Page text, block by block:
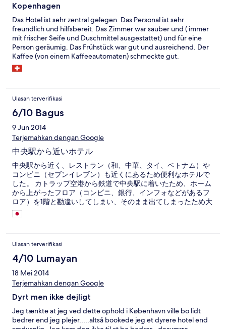
Kopenhagen
Das Hotel ist sehr zentral gelegen. Das Personal ist sehr
freundlich und hilfsbereit. Das Zimmer war sauber und ( immer
mit frischer Seife und Duschmittel ausgestattet) und für eine
Person geräumig. Das Frühstück war gut und ausreichend. Der
Kaffee (von einem Kaffeeautomaten) schmeckte gut.
Ulasan terverifikasi
6/10 Bagus
9 Jun 2014
Terjemahkan dengan Google
中央駅から近いホテル
中央駅から近く、レストラン（和、中華、タイ、ベトナム）や
コンビニ（セブンイレブン）も近くにあるため便利なホテルで
した。 カトラップ空港から鉄道で中央駅に着いたため、ホーム
から上がったフロア（コンビニ、銀行、インフォなどがあるフ
ロア）を1階と勘違いしてしまい、そのまま出てしまったため大
分迷ったが、1階の出口から出れば口コミ通り駅から近いホテル
です。 部屋には、バスタブと金庫、湯沸しポット（綺麗）、コ
を利用しました。1人予約のため、1ベッドルームでしたがスー
ツケースを広げる余裕はある広さです。 アメニティはシャンプ
ーと石鹸のみでしたが、3泊とも毎日補充がありました。（コー
ヒー/紅茶も） 朝食は、パン、ハム、チーズ、ドリンク、ゆで
たまごといったオーソドックスなものですが、パンはデニッシ
ュもあり、ハムは少ないながらも4種類ほどありました。また、
レバーパテはとてもおいしかったです。 個人的には3日間飽き
ることはありませんでした。ただ、スペースが狭いため、人気
のある時間帯は込み合うので、避けたほうがいいと思います。
Ulasan terverifikasi
4/10 Lumayan
18 Mei 2014
Terjemahkan dengan Google
Dyrt men ikke dejligt
Jeg tænkte at jeg ved dette ophold i København ville bo lidt
bedrer end jeg plejer.....altså bookede jeg et dyrere hotel end